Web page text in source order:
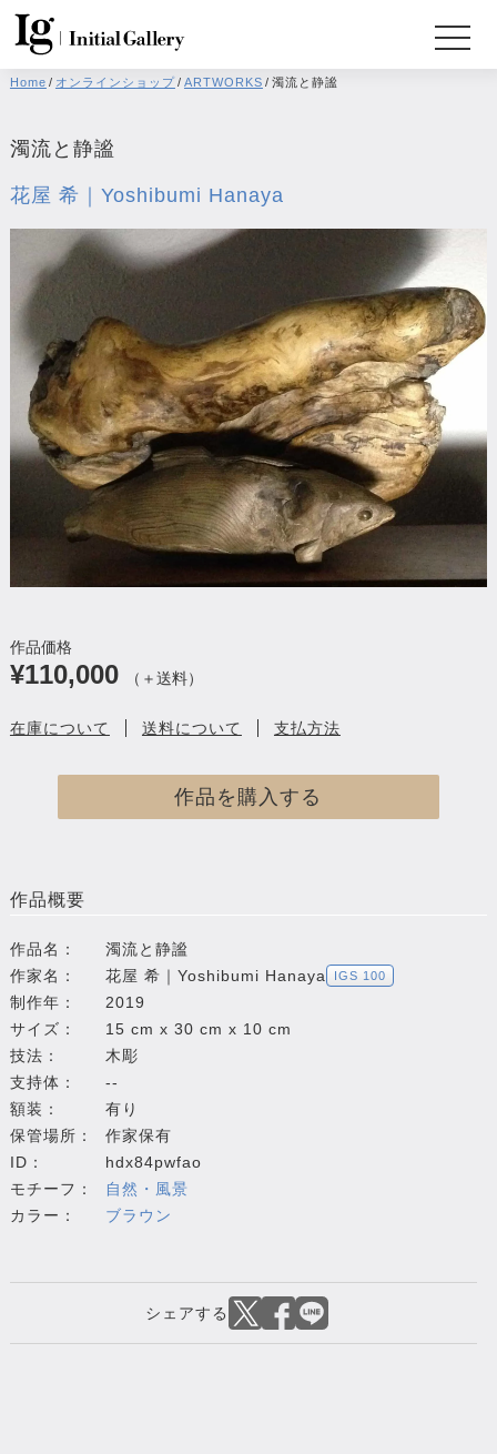
Home / オンラインショップ/ ARTWORKS / 濁流と静謐
濁流と静謐
花屋 希｜Yoshibumi Hanaya
作品価格
¥110,000 （＋送料）
作品を購入する
在庫について 送料について 支払方法
作品概要
作品名：
濁流と静謐
作家名：
花屋 希｜Yoshibumi Hanaya IGS 100
制作年：
2019
サイズ：
15 cm x 30 cm x 10 cm
技法：
木彫
支持体：
--
額装：
有り
保管場所：
作家保有
ID：
hdx84pwfao
モチーフ：
自然・風景
カラー：
ブラウン